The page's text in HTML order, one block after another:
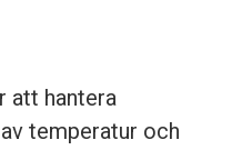
att hantera
temperatur och